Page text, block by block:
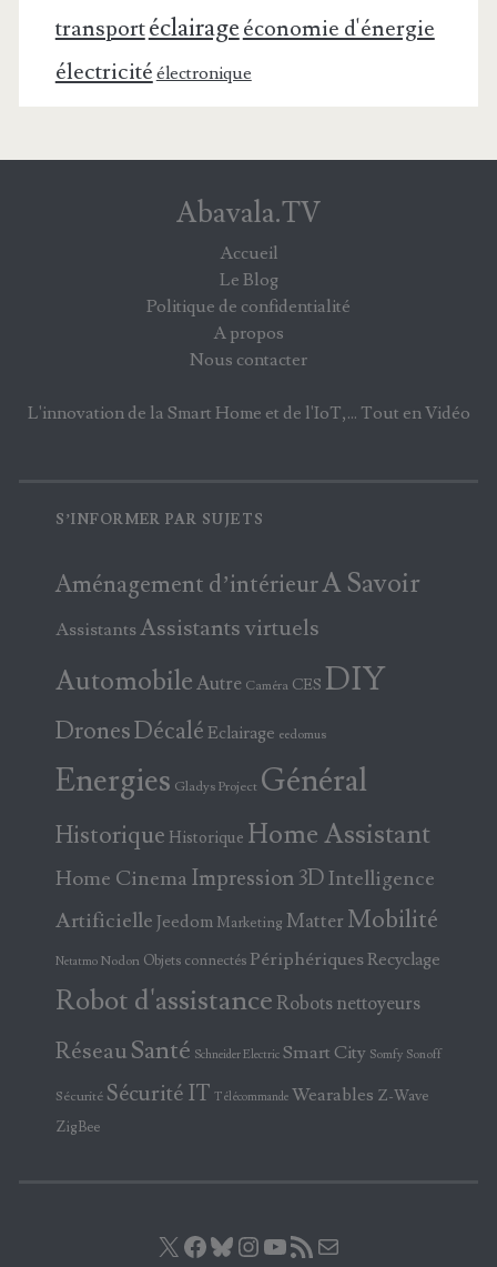
transportéclairageéconomie d'énergie
électricité électronique
Abavala.TV
Accueil
Le Blog
Politique de confidentialité
A propos
Nous contacter
L'innovation de la Smart Home et de l'IoT,... Tout en Vidéo
S’INFORMER PAR SUJETS
Aménagement d’intérieurA Savoir
AssistantsAssistants virtuels
AutomobileAutre Caméra CES DIY
DronesDécalé Eclairage eedomus
Energies Gladys Project Général
Historique Historique Home Assistant
Home Cinema Impression 3DIntelligence
Artificielle Jeedom Marketing Matter Mobilité
Netatmo Nodon Objets connectés PériphériquesRecyclage
Robot d'assistance Robots nettoyeurs
RéseauSanté Schneider Electric Smart City Somfy Sonoff
Sécurité Sécurité IT Télécommande Wearables Z-Wave
ZigBee
X Facebook
Bluesky
Instagram
YouTube
Flux RSS